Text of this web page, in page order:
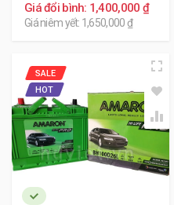
Giá đổi bình: 1,400,000 ₫
Giá niêm yết: 1,650,000 ₫
SALE
HOT